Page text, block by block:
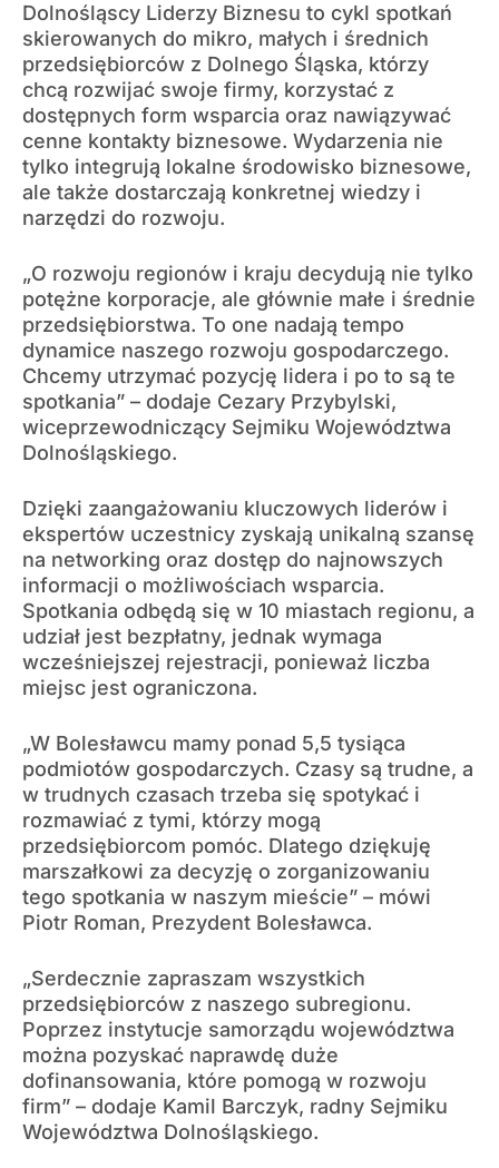
Dolnośląscy Liderzy Biznesu to cykl spotkań
skierowanych do mikro, małych i średnich
przedsiębiorców z Dolnego Śląska, którzy
chcą rozwijać swoje firmy, korzystać z
dostępnych form wsparcia oraz nawiązywać
cenne kontakty biznesowe. Wydarzenia nie
tylko integrują lokalne środowisko biznesowe,
ale także dostarczają konkretnej wiedzy i
narzędzi do rozwoju.
„O rozwoju regionów i kraju decydują nie tylko
potężne korporacje, ale głównie małe i średnie
przedsiębiorstwa. To one nadają tempo
dynamice naszego rozwoju gospodarczego.
Chcemy utrzymać pozycję lidera i po to są te
spotkania” – dodaje Cezary Przybylski,
wiceprzewodniczący Sejmiku Województwa
Dolnośląskiego.
Dzięki zaangażowaniu kluczowych liderów i
ekspertów uczestnicy zyskają unikalną szansę
na networking oraz dostęp do najnowszych
informacji o możliwościach wsparcia.
Spotkania odbędą się w 10 miastach regionu, a
udział jest bezpłatny, jednak wymaga
wcześniejszej rejestracji, ponieważ liczba
miejsc jest ograniczona.
„W Bolesławcu mamy ponad 5,5 tysiąca
podmiotów gospodarczych. Czasy są trudne, a
w trudnych czasach trzeba się spotykać i
rozmawiać z tymi, którzy mogą
przedsiębiorcom pomóc. Dlatego dziękuję
marszałkowi za decyzję o zorganizowaniu
tego spotkania w naszym mieście” – mówi
Piotr Roman, Prezydent Bolesławca.
„Serdecznie zapraszam wszystkich
przedsiębiorców z naszego subregionu.
Poprzez instytucje samorządu województwa
można pozyskać naprawdę duże
dofinansowania, które pomogą w rozwoju
firm” – dodaje Kamil Barczyk, radny Sejmiku
Województwa Dolnośląskiego.